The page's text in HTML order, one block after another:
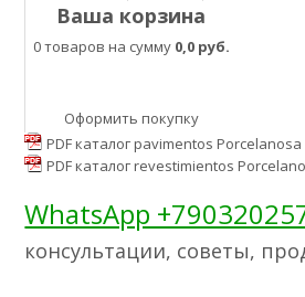
Ваша корзина
0 товаров на сумму 0,0 руб.
Оформить покупку
PDF каталог pavimentos Porcelanosa
PDF каталог revestimientos
WhatsApp
консультации, советы,